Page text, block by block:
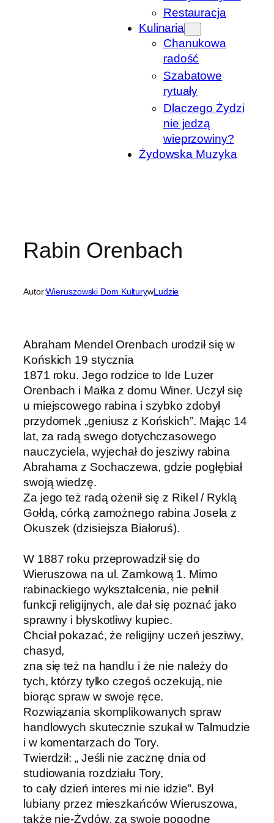
Restauracja
Kulinaria
Chanukowa
radość
Szabatowe
rytuały
Dlaczego Żydzi
nie jedzą
wieprzowiny?
Żydowska Muzyka
Rabin Orenbach
Autor:Wieruszowski Dom KulturywLudzie
Abraham Mendel Orenbach urodził się w
Końskich 19 stycznia
1871 roku. Jego rodzice to Ide Luzer
Orenbach i Małka z domu Winer. Uczył się
u miejscowego rabina i szybko zdobył
przydomek „geniusz z Końskich”. Mając 14
lat, za radą swego dotychczasowego
nauczyciela, wyjechał do jesziwy rabina
Abrahama z Sochaczewa, gdzie pogłębiał
swoją wiedzę.
Za jego też radą ożenił się z Rikel / Ryklą
Gołdą, córką zamożnego rabina Josela z
Okuszek (dzisiejsza Białoruś).
W 1887 roku przeprowadził się do
Wieruszowa na ul. Zamkową 1. Mimo
rabinackiego wykształcenia, nie pełnił
funkcji religijnych, ale dał się poznać jako
sprawny i błyskotliwy kupiec.
Chciał pokazać, że religijny uczeń jesziwy,
chasyd,
zna się też na handlu i że nie należy do
tych, którzy tylko czegoś oczekują, nie
biorąc spraw w swoje ręce.
Rozwiązania skomplikowanych spraw
handlowych skutecznie szukał w Talmudzie
i w komentarzach do Tory.
Twierdził: „ Jeśli nie zacznę dnia od
studiowania rozdziału Tory,
to cały dzień interes mi nie idzie”. Był
lubiany przez mieszkańców Wieruszowa,
także nie-Żydów, za swoje pogodne